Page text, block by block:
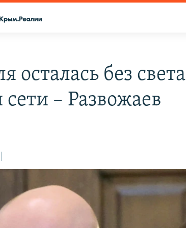
осталась без света
– Развожаев